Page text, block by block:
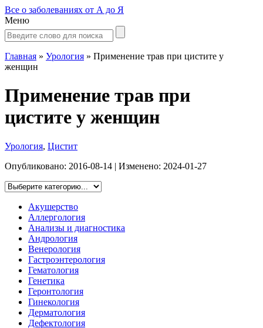
Все о заболеваниях от А до Я
Меню
Главная » Урология » Применение трав при цистите у
женщин
Применение трав при
цистите у женщин
Урология, Цистит
Опубликовано: 2016-08-14 | Изменено: 2024-01-27
Акушерство
Аллергология
Анализы и диагностика
Андрология
Венерология
Гастроэнтерология
Гематология
Генетика
Геронтология
Гинекология
Дерматология
Дефектология